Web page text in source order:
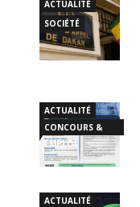
ACTUALITÉ
SOCIÉTÉ
ACTUALITÉ
CONCOURS &
EMPLOI
ACTUALITÉ